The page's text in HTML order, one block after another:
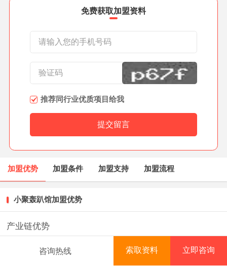
免费获取加盟资料
推荐同行业优质项目给我
加盟优势 加盟条件 加盟支持 加盟流程
小聚轰趴馆加盟优势
产业链优势
品牌已经建立庞大的供应基地以及系统化、信息化、标
咨询热线 索取资料 立即咨询
首页